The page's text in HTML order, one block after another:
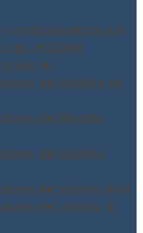
corsi sicurezza sul
81/2008
81
del Rischio da
del Rischio
del Rischio
del rischio ROA
del rischio di